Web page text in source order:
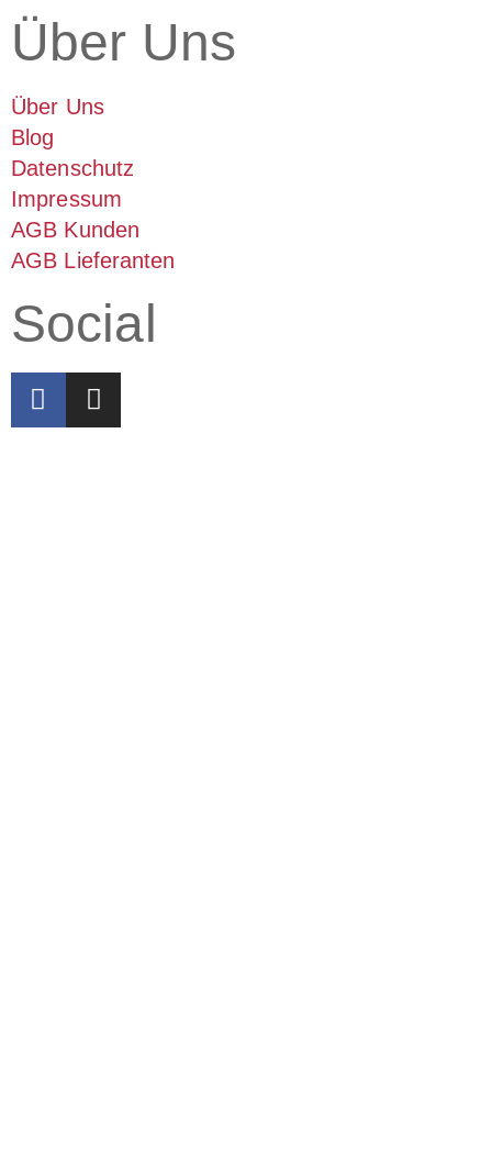
Über Uns
Über Uns
Blog
Datenschutz
Impressum
AGB Kunden
AGB Lieferanten
Social